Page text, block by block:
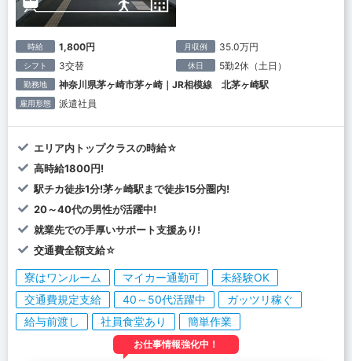
時給 1,800円 月収例 35.0万円
シフト 3交替 休日 5勤2休（土日）
勤務地 神奈川県茅ヶ崎市茅ヶ崎｜JR相模線 北茅ヶ崎駅
雇用形態 派遣社員
エリア内トップクラスの時給☆
高時給1800円!
駅チカ徒歩1分!茅ヶ崎駅まで徒歩15分圏内!
20～40代の男性が活躍中!
就業先での手厚いサポート支援あり!
交通費全額支給☆
寮はワンルーム マイカー通勤可
未経験OK
交通費規定支給
40～50代活躍中
ガッツリ稼ぐ
給与前渡し
社員食堂あり 簡単作業
お仕事情報強化中！